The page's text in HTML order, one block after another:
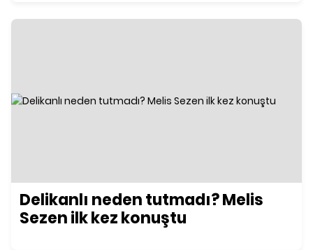
Delikanlı neden tutmadı? Melis
Sezen ilk kez konuştu